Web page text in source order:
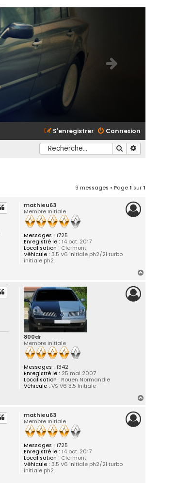
Connexion
S’enregistrer
Rechercher
9 messages • Page1 sur1
mathieu63
Membre Initiale
Messages : 1725
Enregistré le : 14 oct. 2017
Localisation : Clermont
Véhicule : 3.5 V6 initiale ph2/2l turbo
initiale ph2
800dr
Membre Initiale
Messages : 1342
Enregistré le : 25 mai 2007
Localisation : Rouen Normandie
Véhicule : VS V6 3.5 Initiale
mathieu63
Membre Initiale
Messages : 1725
Enregistré le : 14 oct. 2017
Localisation : Clermont
Véhicule : 3.5 V6 initiale ph2/2l turbo
initiale ph2